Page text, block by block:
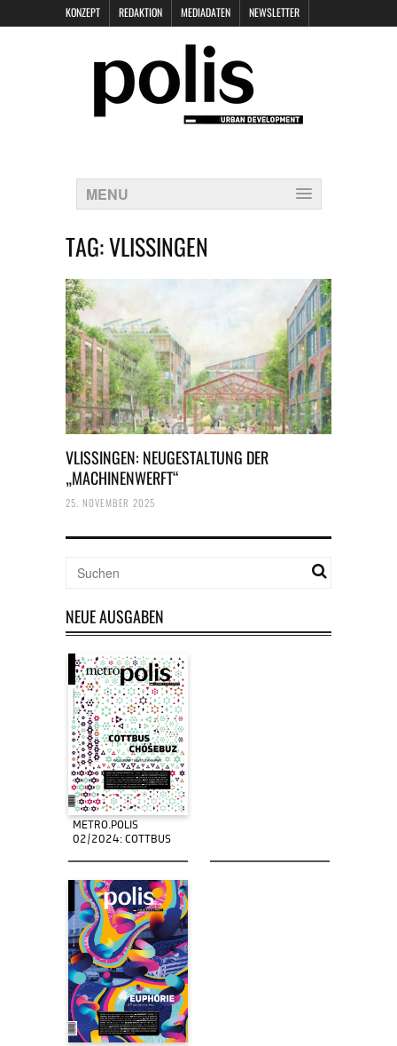
KONZEPT REDAKTION MEDIADATEN NEWSLETTER
DATENSCHUTZ
MENU
TAG:VLISSINGEN
VLISSINGEN: NEUGESTALTUNG DER
„MACHINENWERFT“
25. NOVEMBER 2025
NEUE AUSGABEN
METRO.POLIS
02/2024: COTTBUS